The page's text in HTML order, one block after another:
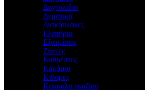
Δαχτυλίδια
Δεματικά
Δισκόπλακες
Ελατήρια
Εξατμίσεις
Ζάντες
Καθρέπτες
Καλάμια
Κιθάρες
Κόκκαλα γκαζιού